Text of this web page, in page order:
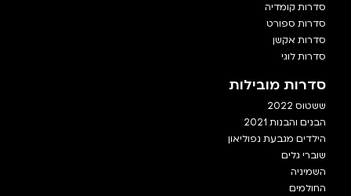
סדרות קומדיה
סדרות ספורט
סדרות אקשן
סדרות לוגי
סדרות מובילות
ששטוס 2022
הבנים והבנות 2021
הילדים מגבעת נפוליאון
שוברי גלים
השמיניה
החולמים